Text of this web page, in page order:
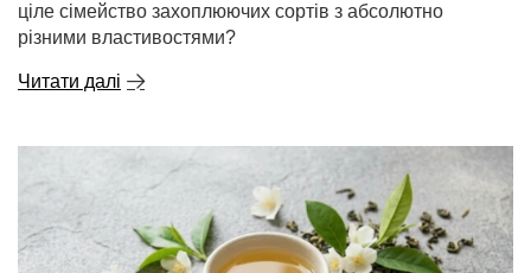
ціле сімейство захоплюючих сортів з абсолютно
різними властивостями?
Читати далі